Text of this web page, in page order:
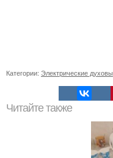
Категории: Электрические духовы
Читайте также